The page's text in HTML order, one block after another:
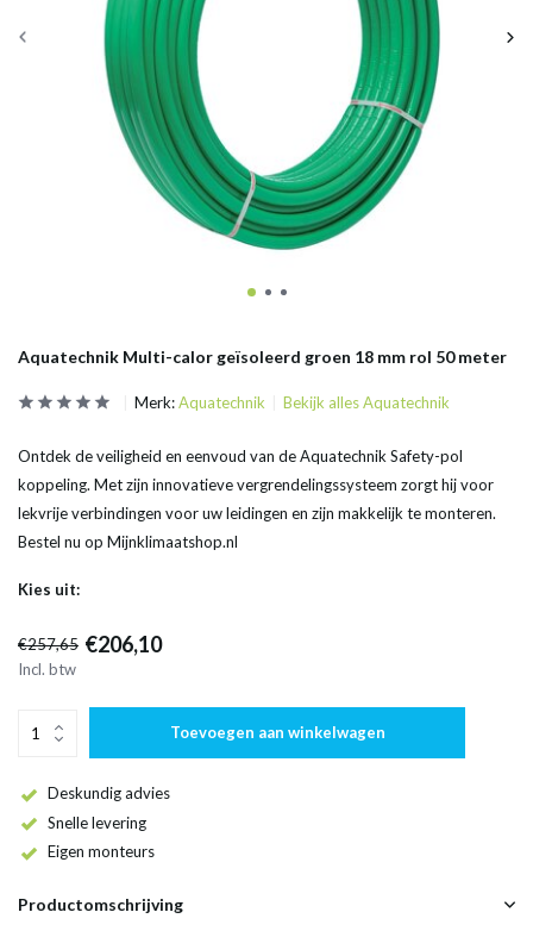
Aquatechnik Multi-calor geïsoleerd groen 18 mm rol 50 meter
Merk:Aquatechnik Bekijk alles Aquatechnik
Ontdek de veiligheid en eenvoud van de Aquatechnik Safety-pol
koppeling. Met zijn innovatieve vergrendelingssysteem zorgt hij voor
lekvrije verbindingen voor uw leidingen en zijn makkelijk te monteren.
Bestel nu op Mijnklimaatshop.nl
Kies uit:
€257,65 €206,10
Incl. btw
Toevoegen aan winkelwagen
Deskundig advies
Snelle levering
Eigen monteurs
Productomschrijving